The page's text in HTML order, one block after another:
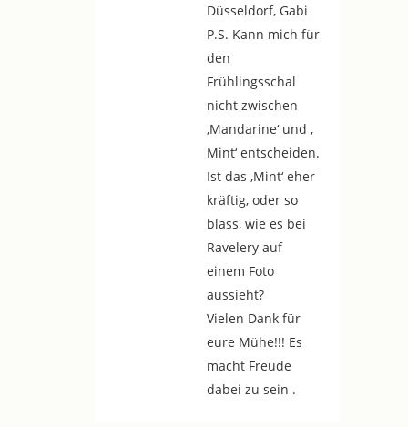
Düsseldorf, Gabi
P.S. Kann mich für
den
Frühlingsschal
nicht zwischen
‚Mandarine‘ und ‚
Mint‘ entscheiden.
Ist das ‚Mint‘ eher
kräftig, oder so
blass, wie es bei
Ravelery auf
einem Foto
aussieht?
Vielen Dank für
eure Mühe!!! Es
macht Freude
dabei zu sein .